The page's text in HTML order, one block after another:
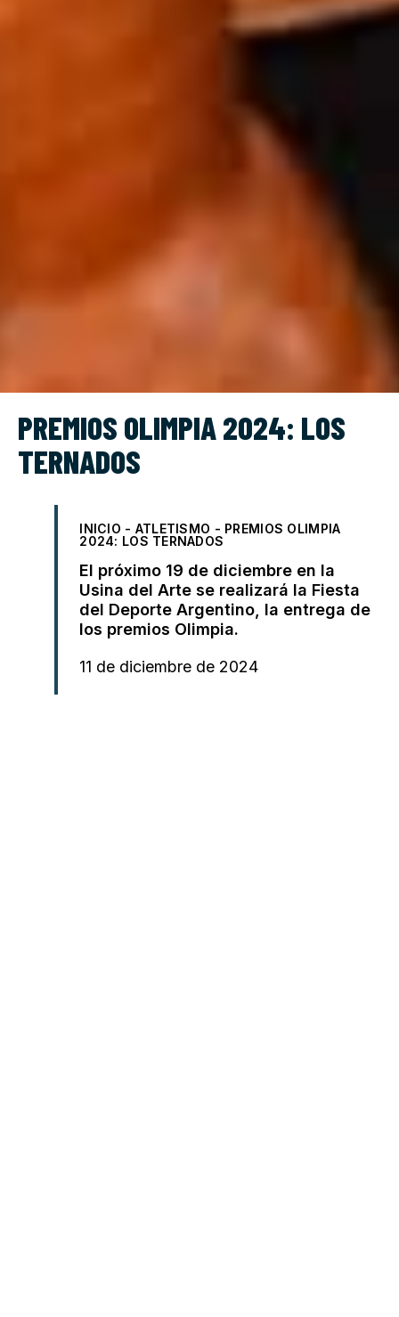
PREMIOS OLIMPIA 2024: LOS
TERNADOS
INICIO - ATLETISMO - PREMIOS OLIMPIA
2024: LOS TERNADOS
El próximo 19 de diciembre en la
Usina del Arte se realizará la Fiesta
del Deporte Argentino, la entrega de
los premios Olimpia.
11 de diciembre de 2024